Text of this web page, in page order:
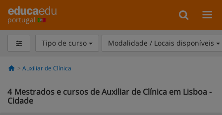
portugal
Tipo de curso Modalidade / Locais disponíveis
Auxiliar de Clínica
4 Mestrados e cursos de Auxiliar de Clínica em Lisboa -
Cidade